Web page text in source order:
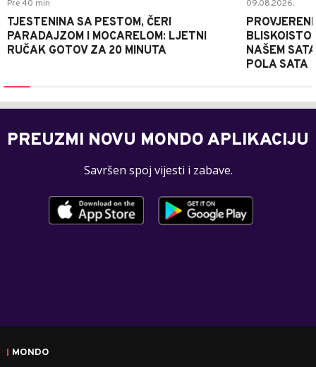
Pre 40 min
TJESTENINA SA PESTOM, ČERI
PARADAJZOM I MOCARELOM: LJETNI
RUČAK GOTOV ZA 20 MINUTA
09.08.2026.
NAŠEM
POLA SATA
PREUZMI NOVU MONDO APLIKACIJU
Savršen spoj vijesti i zabave.
MONDO